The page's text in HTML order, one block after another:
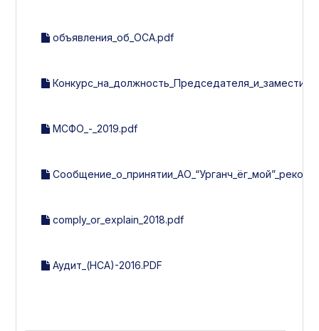
объявления_об_ОСА.pdf
МСФО_-_2019.pdf
comply_or_explain_2018.pdf
Аудит_(НСА)-2016.PDF